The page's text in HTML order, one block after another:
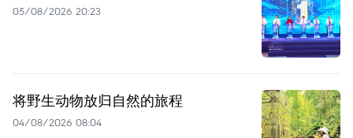
05/08/2026 20:23
将野生动物放归自然的旅程
04/08/2026 08:04